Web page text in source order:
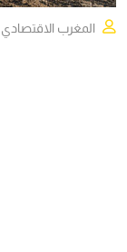
المغرب الاقتصادي